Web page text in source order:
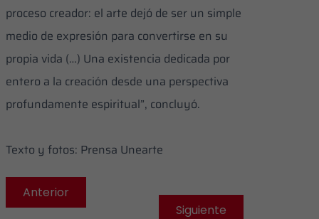
proceso creador: el arte dejó de ser un simple
medio de expresión para convertirse en su
propia vida (…) Una existencia dedicada por
entero a la creación desde una perspectiva
profundamente espiritual”, concluyó.
Texto y fotos: Prensa Unearte
Anterior
Siguiente